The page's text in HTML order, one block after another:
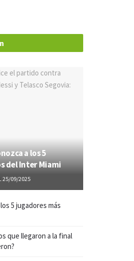
a los 5
del Inter Miami
25/09/2025
5 jugadores más
que llegaron a la final